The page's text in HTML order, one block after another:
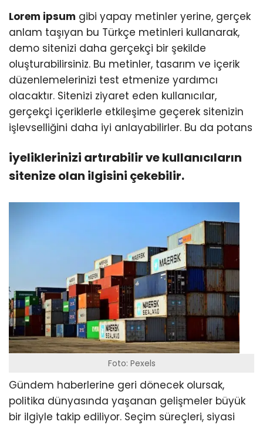
Lorem ipsum gibi yapay metinler yerine, gerçek
anlam taşıyan bu Türkçe metinleri kullanarak,
demo sitenizi daha gerçekçi bir şekilde
oluşturabilirsiniz. Bu metinler, tasarım ve içerik
düzenlemelerinizi test etmenize yardımcı
olacaktır. Sitenizi ziyaret eden kullanıcılar,
gerçekçi içeriklerle etkileşime geçerek sitenizin
işlevselliğini daha iyi anlayabilirler. Bu da potans
iyeliklerinizi artırabilir ve kullanıcıların
sitenize olan ilgisini çekebilir.
Foto: Pexels
Gündem haberlerine geri dönecek olursak,
politika dünyasında yaşanan gelişmeler büyük
bir ilgiyle takip ediliyor. Seçim süreçleri, siyasi